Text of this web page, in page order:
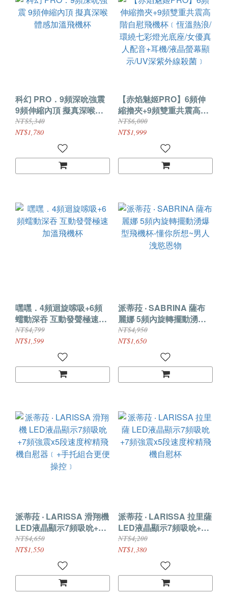
科幻 PRO．9頻深吮強震
9頻伸縮內頂 擬真深喉體
感加溫飛機杯
NT$5,340
NT$1,780
【赤焰魅姬PRO】6頻伸
縮擼夾+9頻雙重共震高階
自慰飛機杯﹝恆溫熱浪/環
繞七彩燈光底座/女優真人
配音+耳機/液晶螢幕顯
示/UV深紫外線殺菌﹞
NT$6,000
NT$1,999
嘿嘿．4頻迴旋嗦吸+6頻
蠕動深吞 互動發聲極速加
溫飛機杯
NT$4,799
NT$1,599
派蒂菈 ‧ SABRINA 薩布
麗娜 5頻內旋轉擺動湧爆
型飛機杯-懂你所想~男人
洩慾恩物
NT$4,950
NT$1,650
派蒂菈 ‧ LARISSA 滑翔機
LED液晶顯示7頻吸吮+7
頻強震x5段速度榨精飛機
自慰器﹝+手托組合更便操
NT$4,650
NT$1,550
派蒂菈 ‧ LARISSA 拉里薩
LED液晶顯示7頻吸吮+7
頻強震x5段速度榨精飛機
自慰杯
NT$4,200
NT$1,380